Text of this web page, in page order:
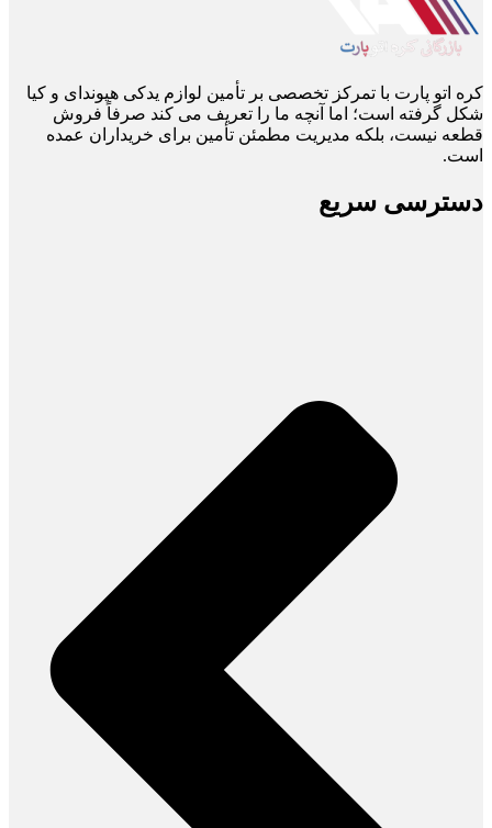
کره اتو پارت با تمرکز تخصصی بر تأمین لوازم یدکی هیوندای و کیا
شکل گرفته است؛ اما آنچه ما را تعریف می ‌کند صرفاً فروش
قطعه نیست، بلکه مدیریت مطمئن تأمین برای خریداران عمده
است.
دسترسی سریع